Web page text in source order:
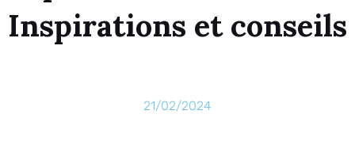
Inspirations et conseils
21/02/2024